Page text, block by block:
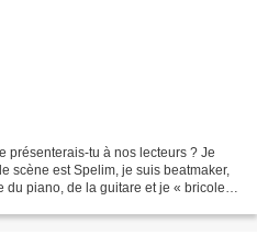
présenterais-tu à nos lecteurs ? Je
scène est Spelim, je suis beatmaker,
du piano, de la guitare et je « bricole »